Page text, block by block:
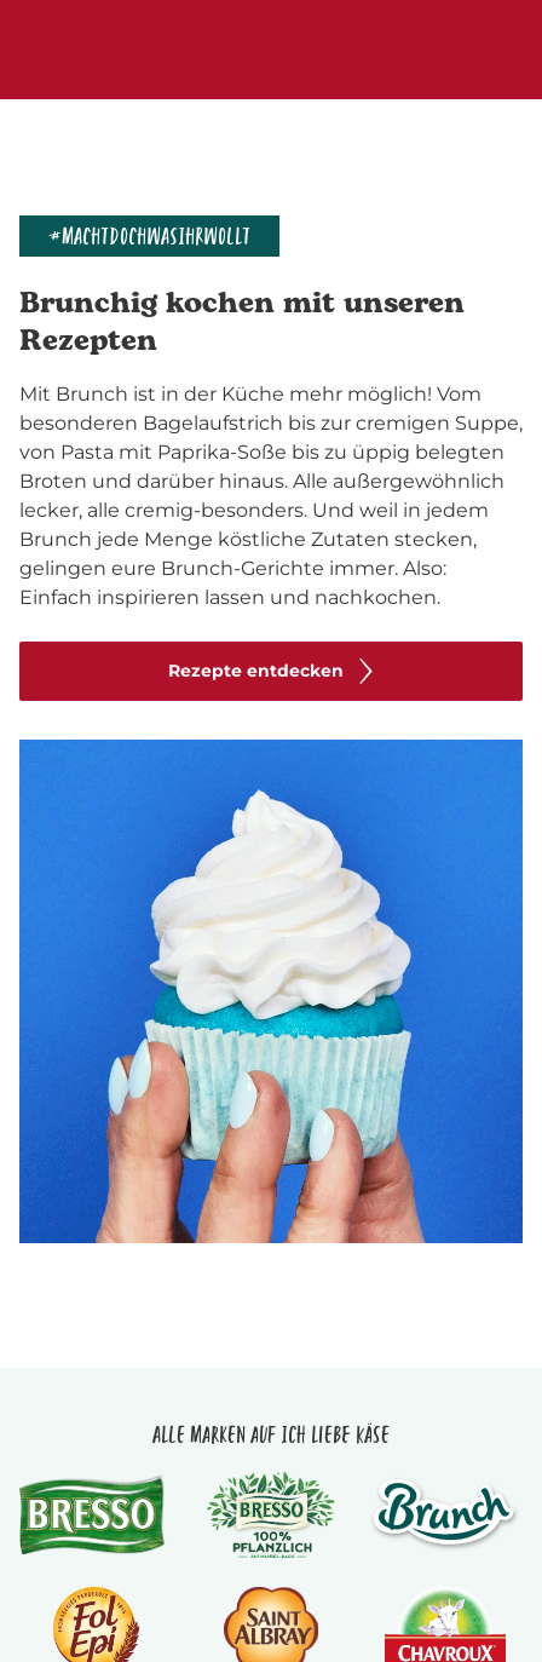
#MACHTDOCHWASIHRWOLLT
Brunchig kochen mit unseren
Rezepten
Mit Brunch ist in der Küche mehr möglich! Vom
besonderen Bagelaufstrich bis zur cremigen Suppe,
von Pasta mit Paprika-Soße bis zu üppig belegten
Broten und darüber hinaus. Alle außergewöhnlich
lecker, alle cremig-besonders. Und weil in jedem
Brunch jede Menge köstliche Zutaten stecken,
gelingen eure Brunch-Gerichte immer. Also:
Einfach inspirieren lassen und nachkochen.
Rezepte entdecken
Alle Marken auf Ich liebe Käse